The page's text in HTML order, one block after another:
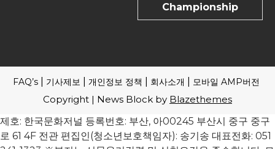
Championship
FAQ’s 기사제보 개인정보 정책 회사소개 모바일 AMP버전
Copyright | News Block by Blazethemes
제호: 한국문화저널 등록번호: 부산, 아00245 부산시 중구 중구
로 61 4F 전관 편집인(청소년보호책임자): 송기송 대표전화: 051